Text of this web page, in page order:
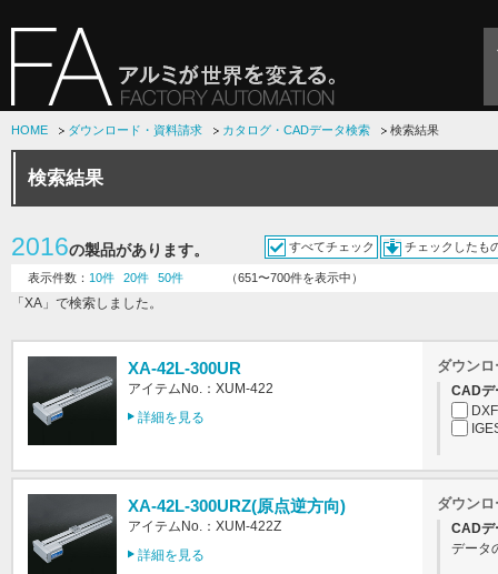
HOME ダウンロード・資料請求 カタログ・CADデータ検索 検索結果
検索結果
2016の製品があります。 すべてチェック チェックしたも
表示件数： 10件 20件 50件 （651〜700件を表示中）
「XA」で検索しました。
XA-42L-300UR
アイテムNo.：XUM-422
詳細を見る
ダウンロ
CADデ
XA-42L-300URZ(原点逆方向)
アイテムNo.：XUM-422Z
詳細を見る
ダウンロ
CADデ
データ